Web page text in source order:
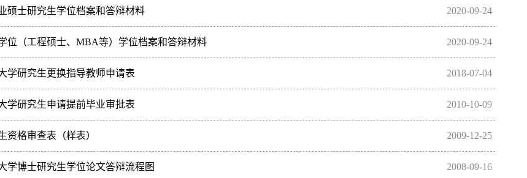
型硕士研究生学位档案和答辩材料
2020-09-24
硕士研究生学位档案和答辩材料
硕士研究生学位档案和答辩材料
2020-09-24
位（工程硕士、MBA等）学位档案和答辩材料
位（工程硕士、MBA等）学位档案和答辩材
2018-07-04
学研究生更换指导教师申请表
2010-10-09
学研究生申请提前毕业审批表
载： 附件： ·长沙理工大学研究生申请提前毕业审批表.doc
2009-12-25
资格审查表（样表）
生资格审查表（样表） 附件： ·09年在职资格审查表（样表）.doc
2008-09-16
学博士研究生学位论文答辩流程图